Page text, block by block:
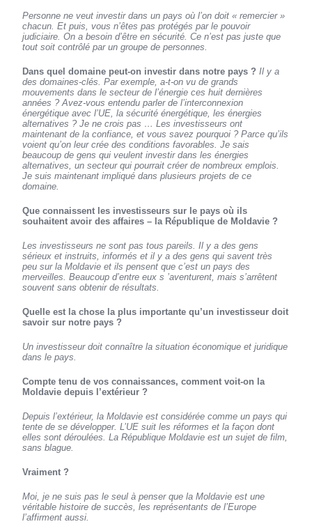
Personne ne veut investir dans un pays où l’on doit « remercier »
chacun. Et puis, vous n’êtes pas protégés par le pouvoir
judiciaire. On a besoin d’être en sécurité. Ce n’est pas juste que
tout soit contrôlé par un groupe de personnes.
Dans quel domaine peut-on investir dans notre pays ? Il y a
des domaines-clés. Par exemple, a-t-on vu de grands
mouvements dans le secteur de l’énergie ces huit dernières
années ? Avez-vous entendu parler de l’interconnexion
énergétique avec l’UE, la sécurité énergétique, les énergies
alternatives ? Je ne crois pas … Les investisseurs ont
maintenant de la confiance, et vous savez pourquoi ? Parce qu’ils
voient qu’on leur crée des conditions favorables. Je sais
beaucoup de gens qui veulent investir dans les énergies
alternatives, un secteur qui pourrait créer de nombreux emplois.
Je suis maintenant impliqué dans plusieurs projets de ce
domaine.
Que connaissent les investisseurs sur le pays où ils
souhaitent avoir des affaires – la République de Moldavie ?
Les investisseurs ne sont pas tous pareils. Il y a des gens
sérieux et instruits, informés et il y a des gens qui savent très
peu sur la Moldavie et ils pensent que c’est un pays des
merveilles. Beaucoup d’entre eux s ’aventurent, mais s’arrêtent
souvent sans obtenir de résultats.
Quelle est la chose la plus importante qu’un investisseur doit
savoir sur notre pays ?
Un investisseur doit connaître la situation économique et juridique
dans le pays.
Compte tenu de vos connaissances, comment voit-on la
Moldavie depuis l’extérieur ?
Depuis l’extérieur, la Moldavie est considérée comme un pays qui
tente de se développer. L’UE suit les réformes et la façon dont
elles sont déroulées. La République Moldavie est un sujet de film,
sans blague.
Vraiment ?
Moi, je ne suis pas le seul à penser que la Moldavie est une
véritable histoire de succès, les représentants de l’Europe
l’affirment aussi.